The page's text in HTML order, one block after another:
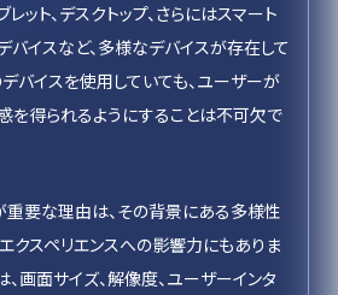
レット、デスクトップ、さらにはスマート
バイスなど、多様なデバイスが存在して
デバイスを使用していても、ユーザーが
を得られるようにすることは不可欠で
要な理由は、その背景にある多様性
クスペリエンスへの影響力にもありま
、画面サイズ、解像度、ユーザーインタ